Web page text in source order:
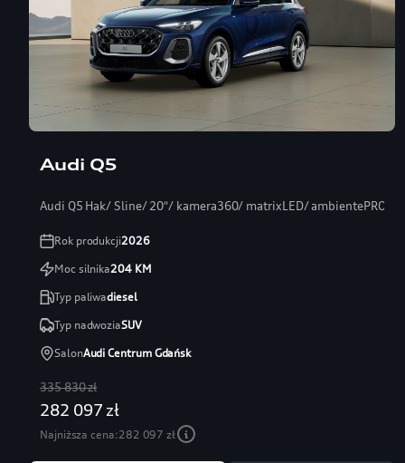
Audi Q5
Audi Q5 Hak/ Sline/ 20″/ kamera360/ matrixLED/ ambientePRO/
Rok produkcji2026
Moc silnika204KM
Typ paliwadiesel
Typ nadwoziaSUV
SalonAudi Centrum Gdańsk
335 830 zł
282 097 zł
Najniższa cena:282 097 zł